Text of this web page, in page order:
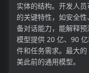
实体的结构。开发人
的关键特性，如安全
备对话能力，能解释预
模型提供 20 亿、90
件和任务需求。最大
美此前的通用模型。